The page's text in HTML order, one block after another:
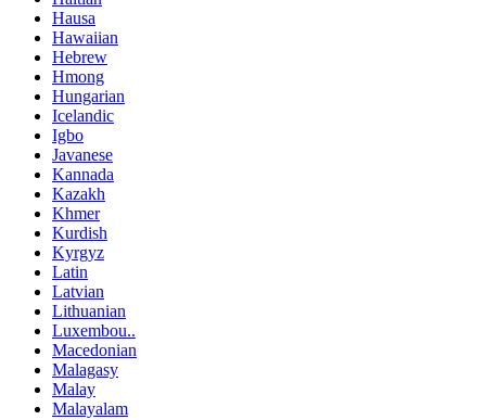
Hausa
Hawaiian
Hebrew
Hmong
Hungarian
Icelandic
Igbo
Javanese
Kannada
Kazakh
Khmer
Kurdish
Kyrgyz
Latin
Latvian
Lithuanian
Luxembou..
Macedonian
Malagasy
Malay
Malayalam